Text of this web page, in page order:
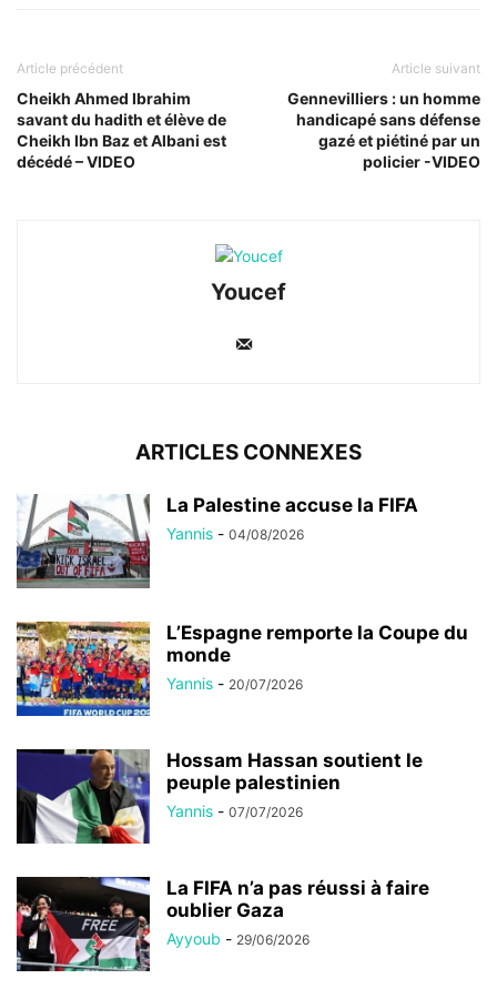
Article précédent
Cheikh Ahmed Ibrahim
savant du hadith et élève de
Cheikh Ibn Baz et Albani est
décédé – VIDEO
Article suivant
Gennevilliers : un homme
handicapé sans défense
gazé et piétiné par un
policier -VIDEO
Youcef
ARTICLES CONNEXES
La Palestine accuse la FIFA
Yannis - 04/08/2026
L’Espagne remporte la Coupe du
monde
Yannis - 20/07/2026
Hossam Hassan soutient le
peuple palestinien
Yannis - 07/07/2026
La FIFA n’a pas réussi à faire
oublier Gaza
Ayyoub - 29/06/2026